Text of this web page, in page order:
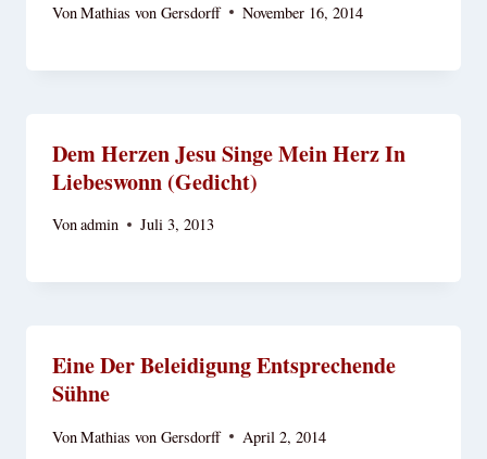
VonMathias von Gersdorff November 16, 2014
Dem Herzen Jesu Singe Mein Herz In
Liebeswonn (Gedicht)
Vonadmin Juli 3, 2013
Eine Der Beleidigung Entsprechende
Sühne
VonMathias von Gersdorff April 2, 2014